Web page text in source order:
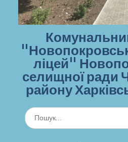
ліцей"
селищної ради
району
Шукати: